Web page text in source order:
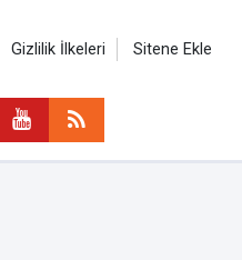
Gizlilik İlkeleri Sitene Ekle